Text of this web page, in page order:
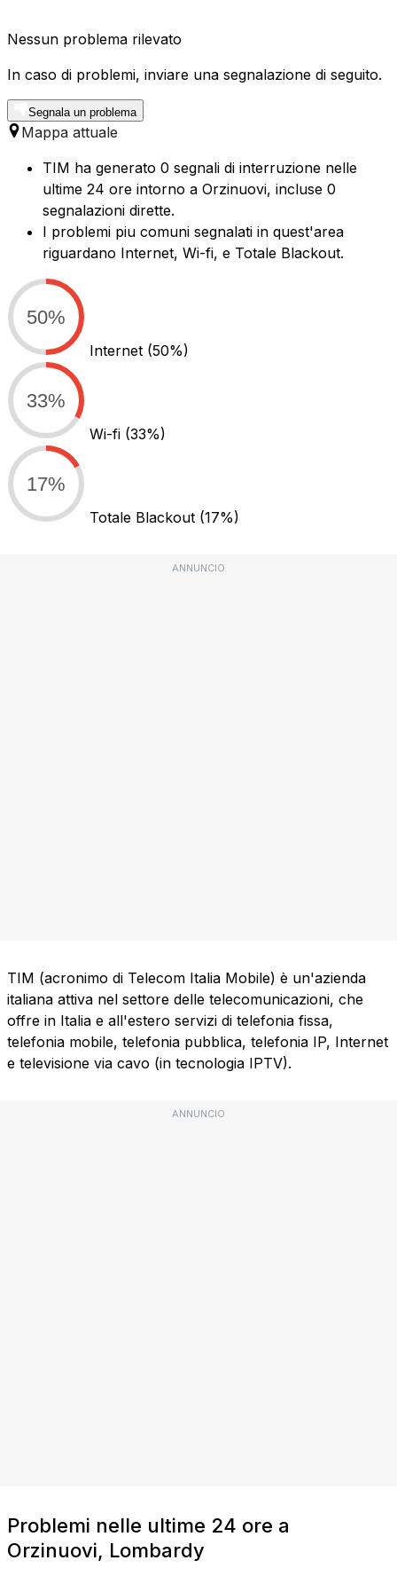
Nessun problema rilevato
In caso di problemi, inviare una segnalazione di seguito.
Segnala un problema
Mappa attuale
TIM ha generato 0 segnali di interruzione nelle
ultime 24 ore intorno a Orzinuovi, incluse 0
segnalazioni dirette.
I problemi piu comuni segnalati in quest'area
riguardano Internet, Wi-fi, e Totale Blackout.
50%
Internet (50%)
33%
Wi-fi (33%)
17%
Totale Blackout (17%)
ANNUNCIO
TIM (acronimo di Telecom Italia Mobile) è un'azienda
italiana attiva nel settore delle telecomunicazioni, che
offre in Italia e all'estero servizi di telefonia fissa,
telefonia mobile, telefonia pubblica, telefonia IP, Internet
e televisione via cavo (in tecnologia IPTV).
ANNUNCIO
Problemi nelle ultime 24 ore a
Orzinuovi, Lombardy